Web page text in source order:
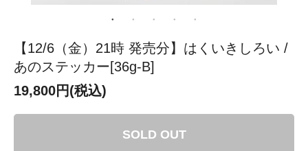
【12/6（金）21時 発売分】はくいきしろい /
あのステッカー[36g-B]
19,800円(税込)
SOLD OUT